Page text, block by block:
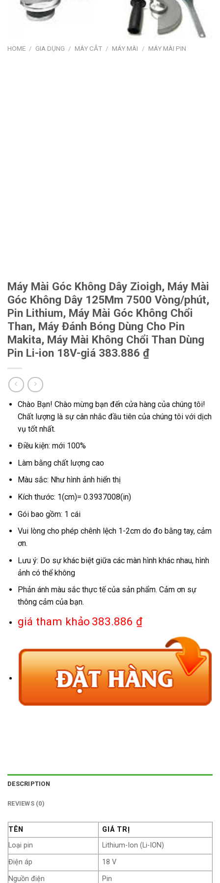
HOME / GIA DỤNG / MÁY CẮT / MÁY MÀI / MÁY MÀI PIN
Máy Mài Góc Không Dây Zioigh, Máy Mài
Góc Không Dây 125Mm 7500 Vòng/phút,
Pin Lithium, Máy Mài Góc Không Chổi
Than, Máy Đánh Bóng Dùng Cho Pin
Makita, Máy Mài Không Chổi Than Dùng
Pin Li-ion 18V-giá 383.886 ₫
Chào Bạn! Chào mừng bạn đến cửa hàng của chúng tôi!
Chất lượng là sự cân nhắc đầu tiên của chúng tôi với dịch
vụ tốt nhất.
Điều kiện: mới 100%
Làm bằng chất lượng cao
Màu sắc: Như hình ảnh hiển thị
Kích thước: 1(cm)= 0.3937008(in)
Gói bao gồm: 1 cái
Vui lòng cho phép chênh lệch 1-2cm do đo bằng tay, cảm
ơn.
Lưu ý: Do sự khác biệt giữa các màn hình khác nhau, hình
ảnh có thể không
Phản ánh màu sắc thực tế của sản phẩm. Cảm ơn sự
thông cảm của bạn.
giá tham khảo 383.886 ₫
DESCRIPTION
REVIEWS (0)
TÊN
GIÁ TRỊ
Loại pin
Lithium-Ion (Li-ION)
Điện áp
18 V
Nguồn điện
Pin